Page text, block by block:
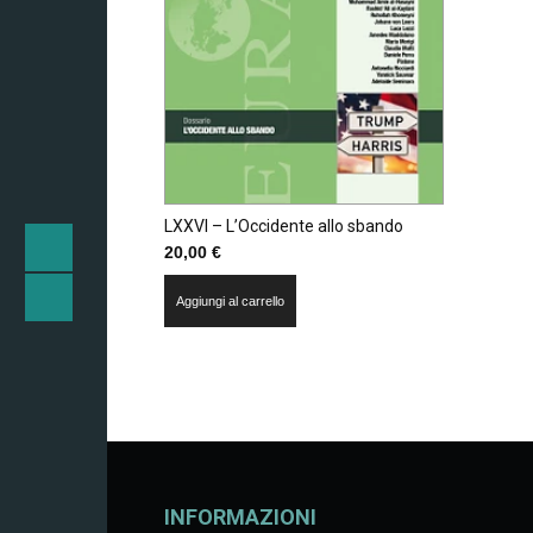
LXXVI – L’Occidente allo sbando
20,00 €
Aggiungi al carrello
INFORMAZIONI